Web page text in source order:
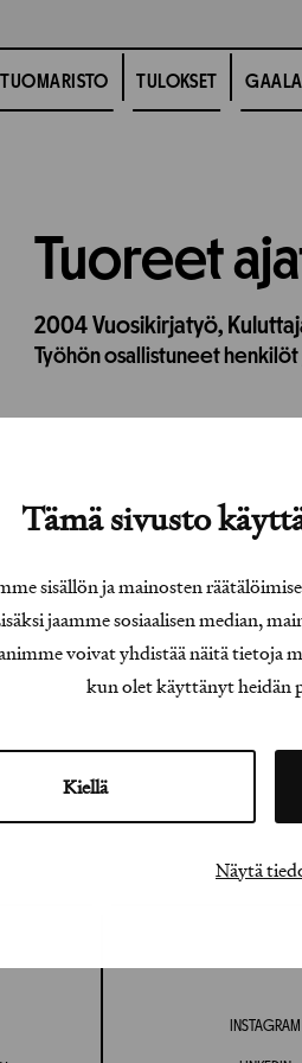
Tämä sivusto
sisällön ja mainosten
jaamme sosiaalisen median,
voivat yhdistää näitä tietoja
kun olet käyttänyt heidän
Kiellä
Näytä
TUOMARISTO TULOKSET GAALA
Tuoreet
2004 Vuosikirjatyö,
Työhön osallistuneet
INSTAGRAM